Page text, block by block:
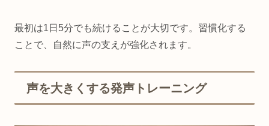
最初は1日5分でも続けることが大切です。習慣化する
ことで、自然に声の支えが強化されます。
声を大きくする発声トレーニング